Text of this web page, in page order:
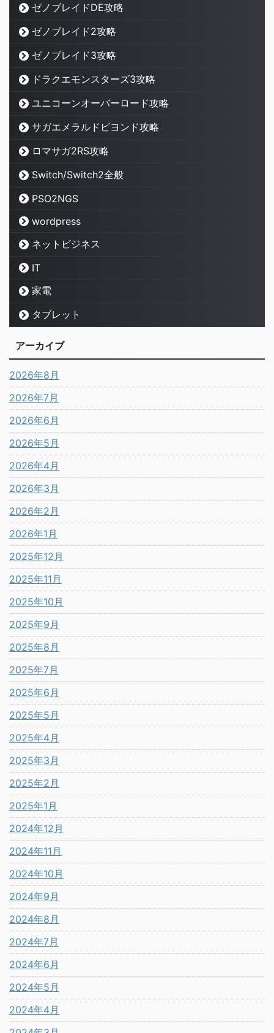
ゼノブレイドDE攻略
ゼノブレイド2攻略
ゼノブレイド3攻略
ドラクエモンスターズ3攻略
ユニコーンオーバーロード攻略
サガエメラルドビヨンド攻略
ロマサガ2RS攻略
Switch/Switch2全般
PSO2NGS
wordpress
ネットビジネス
IT
家電
タブレット
アーカイブ
2026年8月
2026年7月
2026年6月
2026年5月
2026年4月
2026年3月
2026年2月
2026年1月
2025年12月
2025年11月
2025年10月
2025年9月
2025年8月
2025年7月
2025年6月
2025年5月
2025年4月
2025年3月
2025年2月
2025年1月
2024年12月
2024年11月
2024年10月
2024年9月
2024年8月
2024年7月
2024年6月
2024年5月
2024年4月